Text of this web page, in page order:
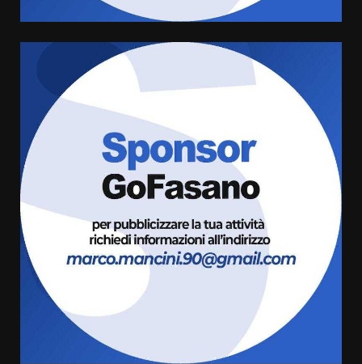
amarezza per esclusione dal
campionato di calcio”
7 Agosto 2026 06:00
Fasanese ferito a colpi di arma
da fuoco
6 Agosto 2026 18:13
Serie D, l’Us Fasano non molla e
conferma di voler ricorrere per
ottenere l’iscrizione
8 Agosto 2026 19:55
La Banda Città di Fasano apre
ufficialmente la Festa di